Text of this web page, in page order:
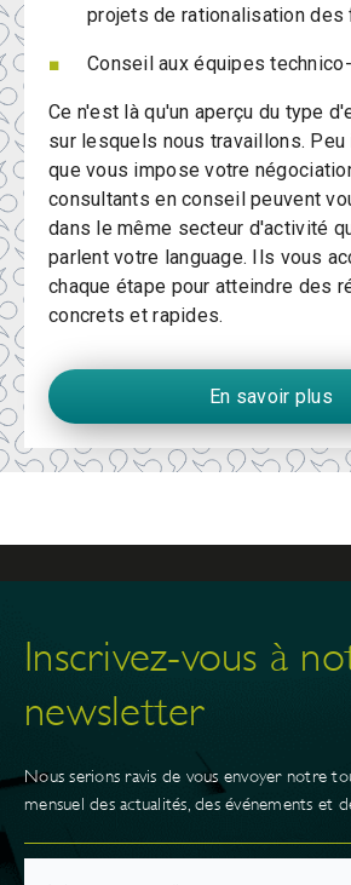
projets de rationalisation des
Conseil aux équipes
Ce n'est là qu'un aperçu du type
sur lesquels nous travaillons.
que vous impose votre
consultants en conseil peuvent
dans le même secteur d'activité
parlent votre language. Ils vous
chaque étape pour atteindre des
concrets et rapides.
En savoir plus
Inscrivez-vous à
newsletter
Nous serions ravis de vous envoyer notre
mensuel des actualités, des événements et